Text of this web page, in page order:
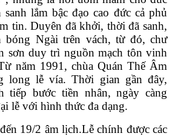
lắm bậc đạo cao đức cả phủ
tin. Duyên đã khởi, thời đã sanh,
bóng Ngài trên vách, từ đó, chư
sơn duy trì nguồn mạch tôn vinh
năm 1991, chùa Quán Thế Âm
long lễ vía. Thời gian gần đây,
tiếp bước tiền nhân, ngày càng
lễ với hình thức đa dạng.
19/2 âm lịch.Lễ chính được các